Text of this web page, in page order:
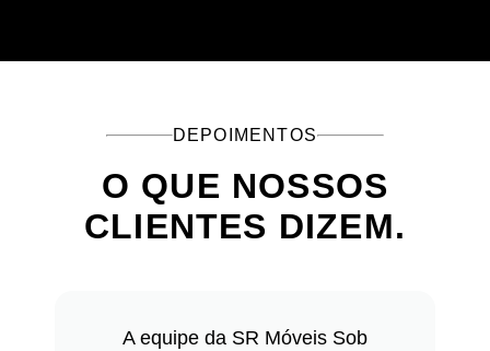
DEPOIMENTOS
O QUE NOSSOS
CLIENTES DIZEM.
A equipe da SR Móveis Sob